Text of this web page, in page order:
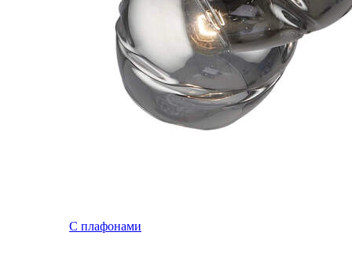
С плафонами